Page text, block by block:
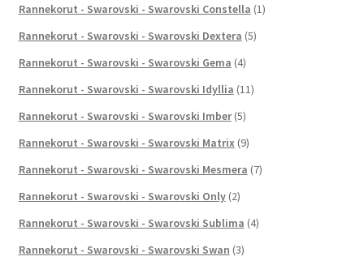
Rannekorut - Swarovski - Swarovski Constella (1)
Rannekorut - Swarovski - Swarovski Dextera (5)
Rannekorut - Swarovski - Swarovski Gema (4)
Rannekorut - Swarovski - Swarovski Idyllia (11)
Rannekorut - Swarovski - Swarovski Imber (5)
Rannekorut - Swarovski - Swarovski Matrix (9)
Rannekorut - Swarovski - Swarovski Mesmera (7)
Rannekorut - Swarovski - Swarovski Only (2)
Rannekorut - Swarovski - Swarovski Sublima (4)
Rannekorut - Swarovski - Swarovski Swan (3)